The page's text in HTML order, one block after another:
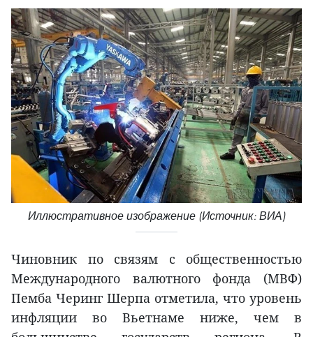
Иллюстративное изображение (Источник: ВИА)
Чиновник по связям с общественностью
Международного валютного фонда (МВФ)
Пемба Черинг Шерпа отметила, что уровень
инфляции во Вьетнаме ниже, чем в